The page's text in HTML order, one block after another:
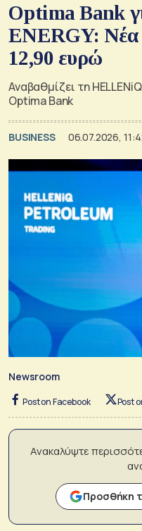
Optima Bank
ENERGY: Νέα
12,90 ευρώ
Αναβαθμίζει τη
Optima Bank
BUSINESS 06.07.2026,
Newsroom
Post on Facebook Post
Ανακαλύψτε
Προσθήκη